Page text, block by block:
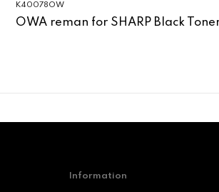
K40078OW
OWA reman for SHARP Black
Information